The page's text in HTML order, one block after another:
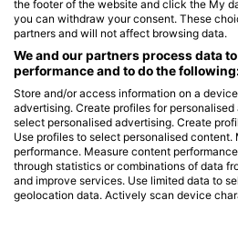
the footer of the website and click the My
you can withdraw your consent. These
partners and will not affect browsing data.
We and our partners process data
performance and to do the
Store and/or access information on a
advertising. Create profiles for
select personalised advertising. Create
Use profiles to select personalised content.
performance. Measure content
through statistics or combinations of data
and improve services. Use limited data to
geolocation data. Actively scan device